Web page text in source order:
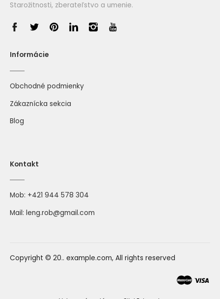
Starožitnosti, zberateľstvo a umenie.
Informácie
Obchodné podmienky
Zákaznícka sekcia
Blog
Kontakt
Mob: +421 944 578 304
Mail: leng.rob@gmail.com
Copyright © 20.. example.com, All rights reserved